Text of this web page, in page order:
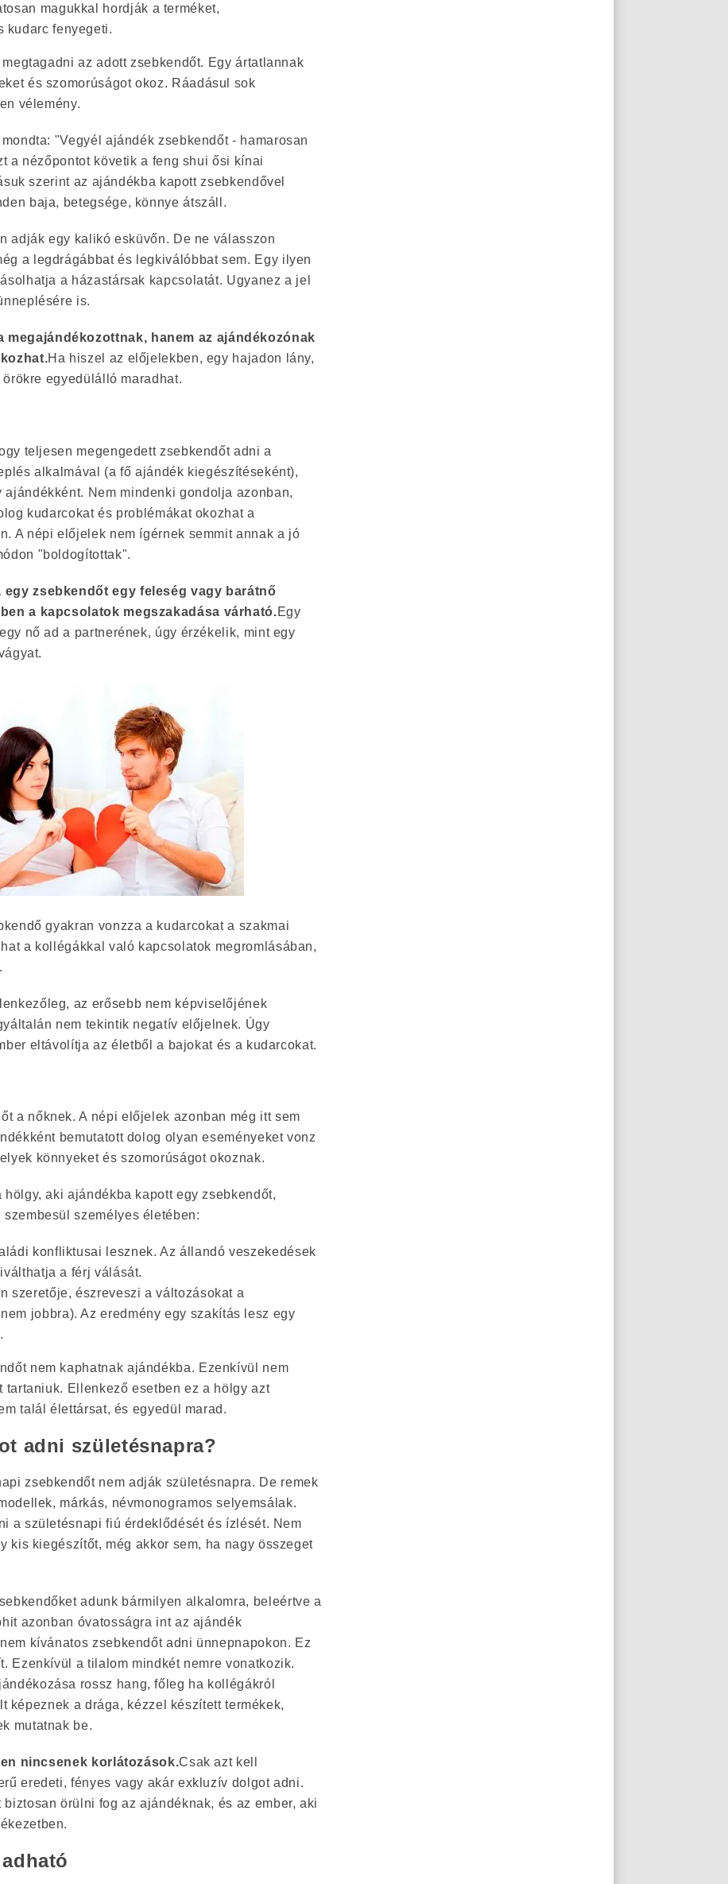
magukkal hordják a terméket,
kudarc fenyegeti.
az adott zsebkendőt. Egy ártatlannak
és szomorúságot okoz. Ráadásul sok
vélemény.
"Vegyél ajándék zsebkendőt - hamarosan
a nézőpontot követik a feng shui ősi kínai
szerint az ajándékba kapott zsebkendővel
baja, betegsége, könnye átszáll.
adják egy kalikó esküvőn. De ne válasszon
a legdrágábbat és legkiválóbbat sem. Egy ilyen
a házastársak kapcsolatát. Ugyanez a jel
is.
megajándékozottnak, hanem az ajándékozónak
Ha hiszel az előjelekben, egy hajadon lány,
egyedülálló maradhat.
teljesen megengedett zsebkendőt adni a
alkalmával (a fő ajándék kiegészítéseként),
ajándékként. Nem mindenki gondolja azonban,
kudarcokat és problémákat okozhat a
A népi előjelek nem ígérnek semmit annak a jó
"boldogítottak".
zsebkendőt egy feleség vagy barátnő
a kapcsolatok megszakadása várható.Egy
nő ad a partnerének, úgy érzékelik, mint egy
gyakran vonzza a kudarcokat a szakmai
a kollégákkal való kapcsolatok megromlásában,
az erősebb nem képviselőjének
nem tekintik negatív előjelnek. Úgy
eltávolítja az életből a bajokat és a kudarcokat.
a nőknek. A népi előjelek azonban még itt sem
bemutatott dolog olyan eseményeket vonz
könnyeket és szomorúságot okoznak.
aki ajándékba kapott egy zsebkendőt,
személyes életében:
konfliktusai lesznek. Az állandó veszekedések
a férj válását.
szeretője, észreveszi a változásokat a
jobbra). Az eredmény egy szakítás lesz egy
nem kaphatnak ajándékba. Ezenkívül nem
tartaniuk. Ellenkező esetben ez a hölgy azt
talál élettársat, és egyedül marad.
adni születésnapra?
zsebkendőt nem adják születésnapra. De remek
márkás, névmonogramos selyemsálak.
a születésnapi fiú érdeklődését és ízlését. Nem
kis kiegészítőt, még akkor sem, ha nagy összeget
adunk bármilyen alkalomra, beleértve a
azonban óvatosságra int az ajándék
kívánatos zsebkendőt adni ünnepnapokon. Ez
Ezenkívül a tilalom mindkét nemre vonatkozik.
rossz hang, főleg ha kollégákról
képeznek a drága, kézzel készített termékek,
mutatnak be.
nincsenek korlátozások.Csak azt kell
eredeti, fényes vagy akár exkluzív dolgot adni.
örülni fog az ajándéknak, és az ember, aki